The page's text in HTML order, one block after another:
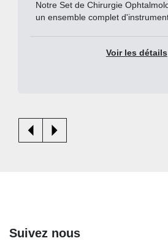
Notre Set de Chirurgie
un ensemble complet
Voir les détails
Suivez nous